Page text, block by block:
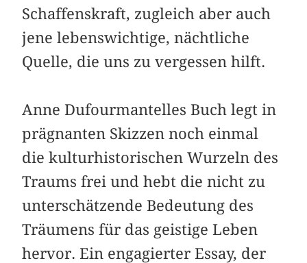
Schaffenskraft, zugleich aber auch
jene lebenswichtige, nächtliche
Quelle, die uns zu vergessen hilft.
Anne Dufourmantelles Buch legt in
prägnanten Skizzen noch einmal
die kulturhistorischen Wurzeln des
Traums frei und hebt die nicht zu
unterschätzende Bedeutung des
Träumens für das geistige Leben
hervor. Ein engagierter Essay, der